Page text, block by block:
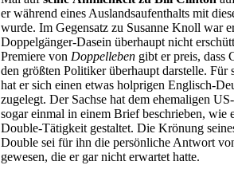
er während eines Auslandsaufenthalts mit
wurde. Im Gegensatz zu Susanne Knoll war
Doppelgänger-Dasein überhaupt nicht
Premiere von Doppelleben gibt er preis, dass
den größten Politiker überhaupt darstelle. Für
hat er sich einen etwas holprigen Englisch-
zugelegt. Der Sachse hat dem ehemaligen
sogar einmal in einem Brief beschrieben, wie
Double-Tätigkeit gestaltet. Die Krönung
Double sei für ihn die persönliche Antwort
gewesen, die er gar nicht erwartet hatte.